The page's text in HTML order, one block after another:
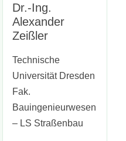
Dr.-Ing.
Alexander
Zeißler
Technische
Universität Dresden
Fak.
Bauingenieurwesen
– LS Straßenbau